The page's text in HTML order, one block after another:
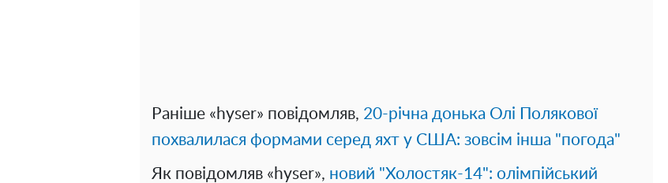
Раніше «hyser» повідомляв, 20-річна донька Олі Полякової
похвалилася формами серед яхт у США: зовсім інша "погода"
Як повідомляв «hyser», новий "Холостяк-14": олімпійський